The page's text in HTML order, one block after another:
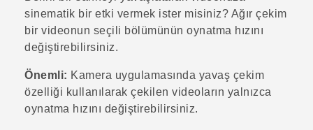
sinematik bir etki vermek ister misiniz? Ağır çekim
bir videonun seçili bölümünün oynatma hızını
değiştirebilirsiniz.
Önemli: Kamera uygulamasında yavaş çekim
özelliği kullanılarak çekilen videoların yalnızca
oynatma hızını değiştirebilirsiniz.